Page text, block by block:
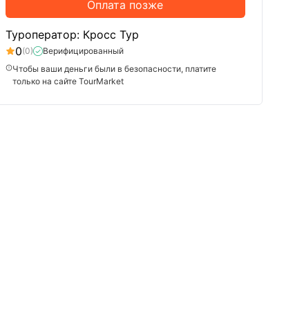
Оплата позже
Туроператор: Кросс Тур
0(0)
Верифицированный
Чтобы ваши деньги были в безопасности, платите
только на сайте TourMarket